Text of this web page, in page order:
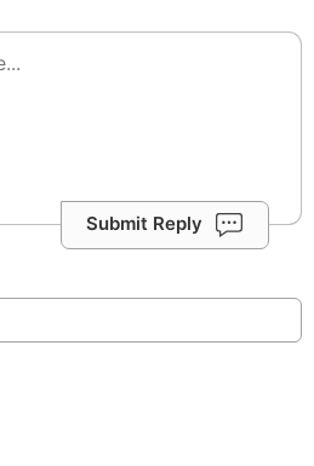
Submit Reply